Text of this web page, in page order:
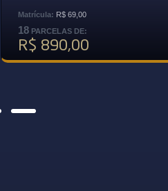
Matrícula: R$ 69,00
18 PARCELAS DE:
R$ 890,00